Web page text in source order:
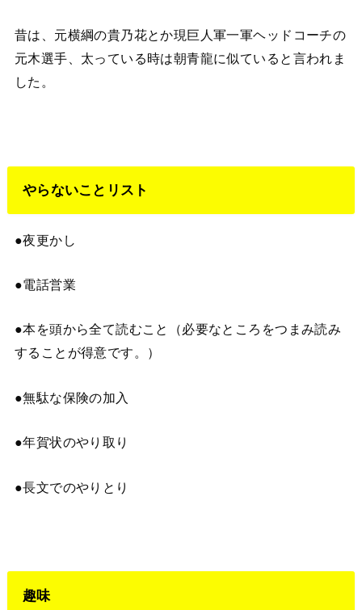
昔は、元横綱の貴乃花とか現巨人軍一軍ヘッドコーチの
元木選手、太っている時は朝青龍に似ていると言われま
した。
やらないことリスト
●夜更かし
●電話営業
●本を頭から全て読むこと（必要なところをつまみ読み
することが得意です。）
●無駄な保険の加入
●年賀状のやり取り
●長文でのやりとり
趣味